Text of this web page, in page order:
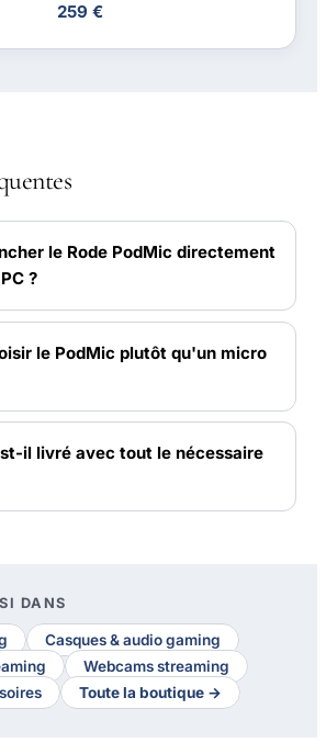
259 €
le Rode PodMic directement
?
le PodMic plutôt qu'un micro
il livré avec tout le nécessaire
DANS
Casques & audio gaming
Webcams streaming
Toute la boutique →